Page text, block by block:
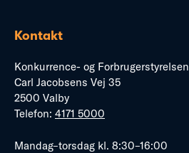
Kontakt
Konkurrence- og Forbrugerstyrelsen
Carl Jacobsens Vej 35
2500 Valby
Telefon: 4171 5000
Mandag–torsdag kl. 8:30–16:00